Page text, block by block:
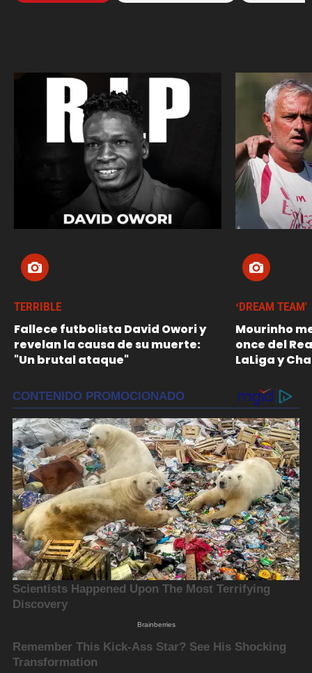
TERRIBLE
Fallece futbolista David Owori y
revelan la causa de su muerte:
"Un brutal ataque"
‘DREAM TEAM'
Mourinho
once del
LaLiga y